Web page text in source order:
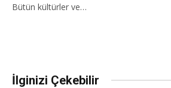
Bütün kültürler ve…
İlginizi Çekebilir